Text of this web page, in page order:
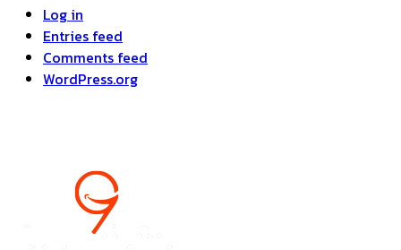
Log in
Entries feed
Comments feed
WordPress.org